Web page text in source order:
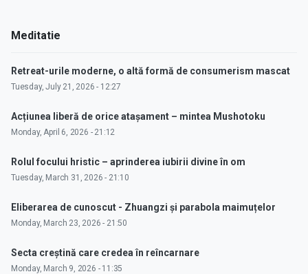
Meditatie
Retreat-urile moderne, o altă formă de consumerism mascat
Tuesday, July 21, 2026 - 12:27
Acțiunea liberă de orice atașament – mintea Mushotoku
Monday, April 6, 2026 - 21:12
Rolul focului hristic – aprinderea iubirii divine în om
Tuesday, March 31, 2026 - 21:10
Eliberarea de cunoscut - Zhuangzi și parabola maimuțelor
Monday, March 23, 2026 - 21:50
Secta creștină care credea în reîncarnare
Monday, March 9, 2026 - 11:35